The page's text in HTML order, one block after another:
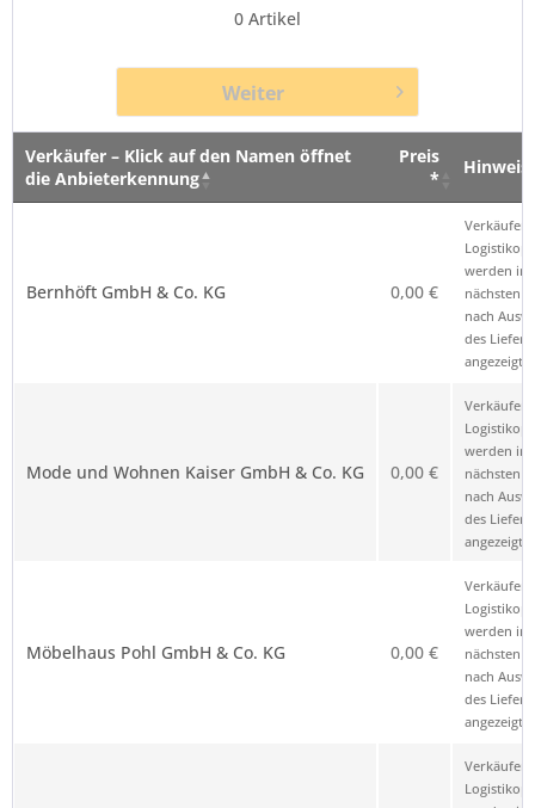
0 Artikel
Weiter
Verkäufer – Klick auf den Namen öffnet
die Anbieterkennung
Preis
*
Hinweis
Bernhöft GmbH & Co. KG 0,00 €
Verkäufer
werden im
nächsten
nach
des
angezeigt.
Mode und Wohnen Kaiser GmbH & Co. KG 0,00 €
Verkäufer
werden im
nächsten
nach
des
angezeigt.
Möbelhaus Pohl GmbH & Co. KG 0,00 €
Verkäufer
werden im
nächsten
nach
des
angezeigt.
Verkäufer